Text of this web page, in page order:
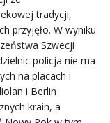
tradycji,
przyjęło. W wyniku
Szwecji
policja nie ma
na placach i
i Berlin
krain, a